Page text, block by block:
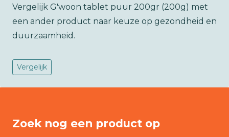
Vergelijk G'woon tablet puur 200gr (200g) met
een ander product naar keuze op gezondheid en
duurzaamheid.
Vergelijk
Zoek nog een product op